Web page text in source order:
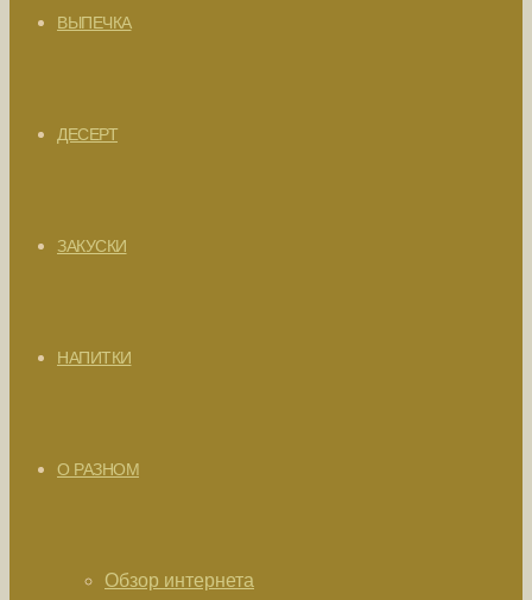
ВЫПЕЧКА
ДЕСЕРТ
ЗАКУСКИ
НАПИТКИ
О РАЗНОМ
Обзор интернета